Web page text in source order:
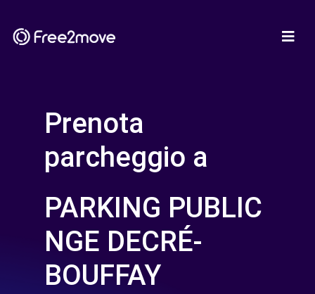
Prenota
parcheggio a
PARKING PUBLIC
NGE DECRÉ-
BOUFFAY